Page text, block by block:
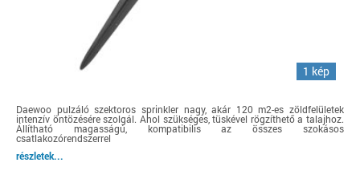
1 kép
Daewoo pulzáló szektoros sprinkler nagy, akár 120 m2-es zöldfelületek
intenzív öntözésére szolgál. Ahol szükséges, tüskével rögzíthető a talajhoz.
Állítható magasságú, kompatibilis az összes szokásos
csatlakozórendszerrel
részletek...